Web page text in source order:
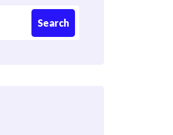
Search